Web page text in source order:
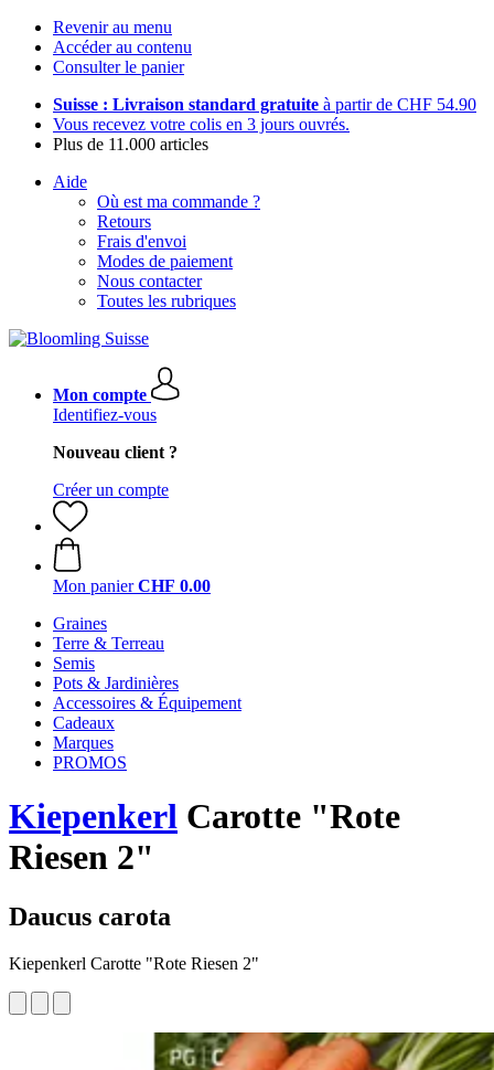
Revenir au menu
Accéder au contenu
Consulter le panier
Suisse : Livraison standard gratuite à partir de CHF 54.90
Vous recevez votre colis en 3 jours ouvrés.
Plus de 11.000 articles
Aide
Où est ma commande ?
Retours
Frais d'envoi
Modes de paiement
Nous contacter
Toutes les rubriques
Mon compte
Identifiez-vous
Nouveau client ?
Créer un compte
Mon panier CHF 0.00
Graines
Terre & Terreau
Semis
Pots & Jardinières
Accessoires & Équipement
Cadeaux
Marques
PROMOS
Kiepenkerl Carotte "Rote
Riesen 2"
Daucus carota
Kiepenkerl Carotte "Rote Riesen 2"